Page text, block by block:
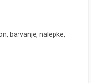
barvanje, nalepke,